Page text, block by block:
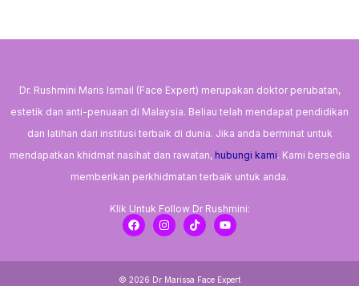
Dr. Rushmini Maris Ismail (Face Expert) merupakan doktor perubatan,
estetik dan anti-penuaan di Malaysia. Beliau telah mendapat pendidikan
dan latihan dari institusi terbaik di dunia. Jika anda berminat untuk
mendapatkan khidmat nasihat dan rawatan, hubungi kami. Kami bersedia
memberikan perkhidmatan terbaik untuk anda.
Klik Untuk Follow Dr Rushmini:
F
a
c
b
o
I
n
s
a
g
T
i
k
o
k
Y
o
u
u
© 2026 Dr Marissa Face Expert